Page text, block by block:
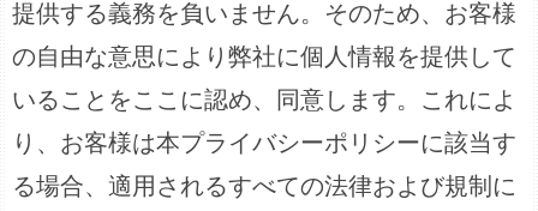
提供する義務を負いません。そのため、お客様
の自由な意思により弊社に個人情報を提供して
いることをここに認め、同意します。これによ
り、お客様は本プライバシーポリシーに該当す
る場合、適用されるすべての法律および規制に